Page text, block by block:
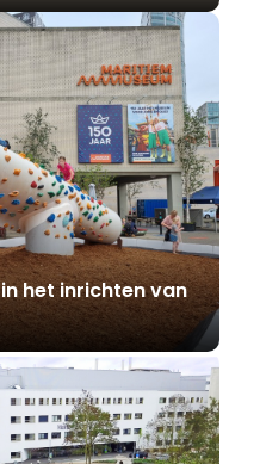
het inrichten van